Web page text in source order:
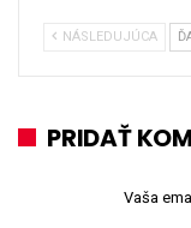
NÁSLEDUJÚCA
PRIDAŤ
Vaša